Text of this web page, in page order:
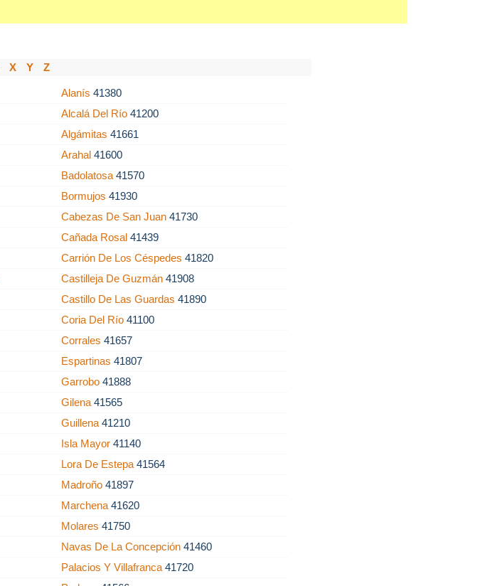
X Y Z
Alanís41380
Alcalá Del Río41200
Algámitas41661
Arahal41600
Badolatosa41570
Bormujos41930
Cabezas De San Juan41730
Cañada Rosal41439
Carrión De Los Céspedes41820
Castilleja De Guzmán41908
Castillo De Las Guardas41890
Coria Del Río41100
Corrales41657
Espartinas41807
Garrobo41888
Gilena41565
Guillena41210
Isla Mayor41140
Lora De Estepa41564
Madroño41897
Marchena41620
Molares41750
Navas De La Concepción41460
Palacios Y Villafranca41720